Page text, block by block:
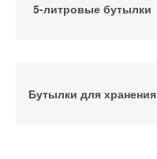
5-литровые бутылки
Бутылки для хранения